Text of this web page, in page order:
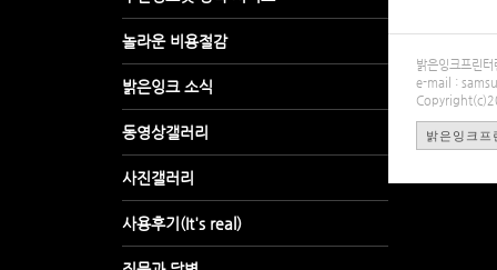
밝은잉크프
e-mail :
밝은잉크프